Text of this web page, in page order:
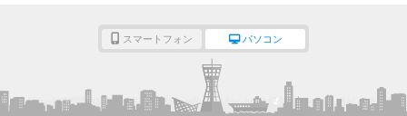
スマートフォン パソコン